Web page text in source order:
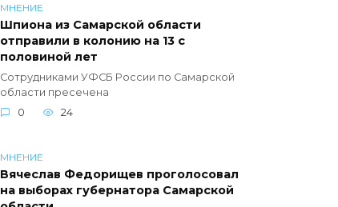
МНЕНИЕ
Шпиона из Самарской области
отправили в колонию на 13 с
половиной лет
Сотрудниками УФСБ России по Самарской
области пресечена
0
24
МНЕНИЕ
Вячеслав Федорищев проголосовал
на выборах губернатора Самарской